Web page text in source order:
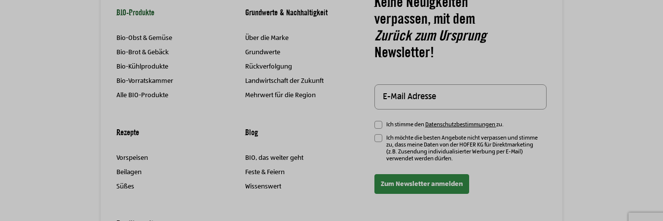
verpassen, mit dem
Zurück zum Ursprung
Newsletter!
Ich stimme den Datenschutzbestimmungenzu.
Ich möchte die besten Angebote nicht verpassen und stimme
zu, dass meine Daten von der HOFER KG für Direktmarketing
(z.B. Zusendung individualisierter Werbung per E-Mail)
verwendet werden dürfen.
Zum Newsletter anmelden
BIO-Produkte
Bio-Obst & Gemüse
Bio-Brot & Gebäck
Bio-Kühlprodukte
Bio-Vorratskammer
Alle BIO-Produkte
Grundwerte & Nachhaltigkeit
Über die Marke
Grundwerte
Rückverfolgung
Landwirtschaft der Zukunft
Mehrwert für die Region
Rezepte
Vorspeisen
Beilagen
Süßes
Blog
BIO, das weiter geht
Feste & Feiern
Wissenswert